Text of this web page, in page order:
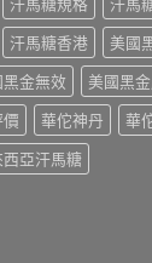
汗馬糖規格 汗馬
汗馬糖香港
美國
金無效
美國黑
華佗神丹
華
西亞汗馬糖